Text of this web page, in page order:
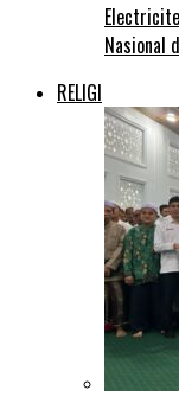
Nasional
RELIGI